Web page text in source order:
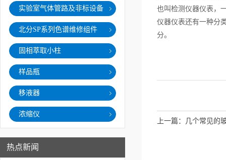
实验室气体管路及非标设备
北分SP系列色谱维修组件
固相萃取小柱
样品瓶
移液器
浓缩仪
热点新闻
也叫检测仪器仪表，
仪器仪表还有一种分
分。
上一篇： 几个常见的